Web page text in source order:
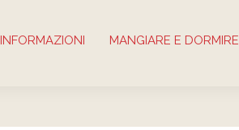
INFORMAZIONI MANGIARE E DORMIRE